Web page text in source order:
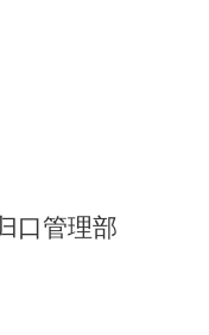
口管理部